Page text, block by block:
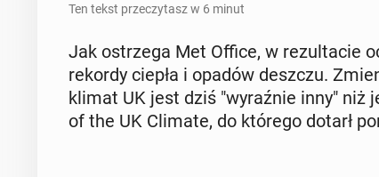
Ten tekst przeczytasz w 6 minut
Jak ostrze­ga Met Office, w re­zul­ta­cie
rekordy ciepła i opadów deszczu.
klimat UK jest dziś "wy­raź­nie inny" niż
of the UK Climate, do którego dotarł